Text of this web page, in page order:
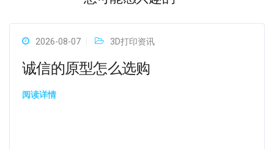
2026-08-07 3D打印资讯
诚信的原型怎么选购
阅读详情